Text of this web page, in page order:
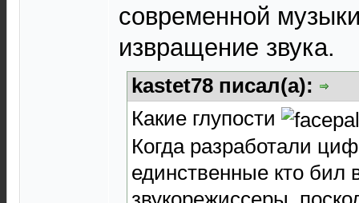
современной
извращение звука.
kastet78 писал(а):
Какие глупости
Когда разработали
единственные кто бил